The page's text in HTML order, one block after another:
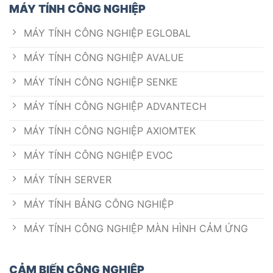
MÁY TÍNH CÔNG NGHIỆP
MÁY TÍNH CÔNG NGHIỆP EGLOBAL
MÁY TÍNH CÔNG NGHIỆP AVALUE
MÁY TÍNH CÔNG NGHIỆP SENKE
MÁY TÍNH CÔNG NGHIỆP ADVANTECH
MÁY TÍNH CÔNG NGHIỆP AXIOMTEK
MÁY TÍNH CÔNG NGHIỆP EVOC
MÁY TÍNH SERVER
MÁY TÍNH BẢNG CÔNG NGHIỆP
MÁY TÍNH CÔNG NGHIỆP MÀN HÌNH CẢM ỨNG
CẢM BIẾN CÔNG NGHIỆP